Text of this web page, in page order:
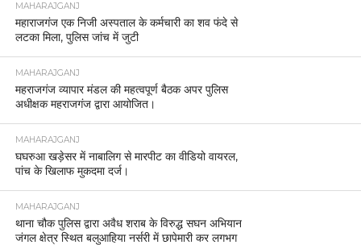
MAHARAJGANJ
महाराजगंज एक निजी अस्पताल के कर्मचारी का शव फंदे से
लटका मिला, पुलिस जांच में जुटी
MAHARAJGANJ
महराजगंज व्यापार मंडल की महत्वपूर्ण बैठक अपर पुलिस
अधीक्षक महराजगंज द्वारा आयोजित।
MAHARAJGANJ
घघरुआ खड़ेसर में नाबालिग से मारपीट का वीडियो वायरल,
पांच के खिलाफ मुकदमा दर्ज।
MAHARAJGANJ
थाना चौक पुलिस द्वारा अवैध शराब के विरुद्ध सघन अभियान
जंगल क्षेत्र स्थित बलुआहिया नर्सरी में छापेमारी कर लगभग